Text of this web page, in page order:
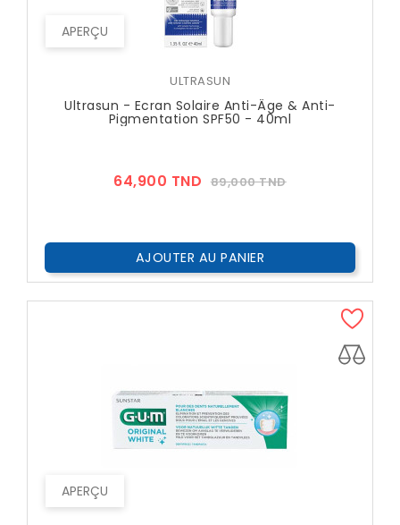
APERÇU
ULTRASUN
Ultrasun - Ecran Solaire Anti-Âge & Anti-
Pigmentation SPF50 - 40ml
64,900 TND Prix
89,000 TNDPrix
AJOUTER AU PANIER
APERÇU